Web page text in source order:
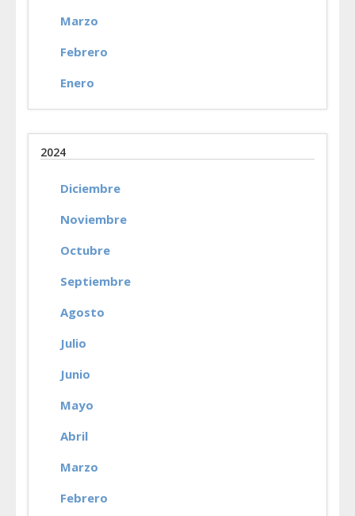
Marzo
Febrero
Enero
2024
Diciembre
Noviembre
Octubre
Septiembre
Agosto
Julio
Junio
Mayo
Abril
Marzo
Febrero